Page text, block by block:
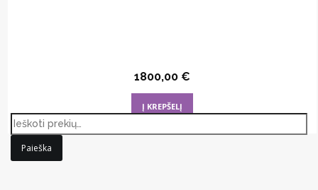
1800,00 €
Į KREPŠELĮ
Paieška